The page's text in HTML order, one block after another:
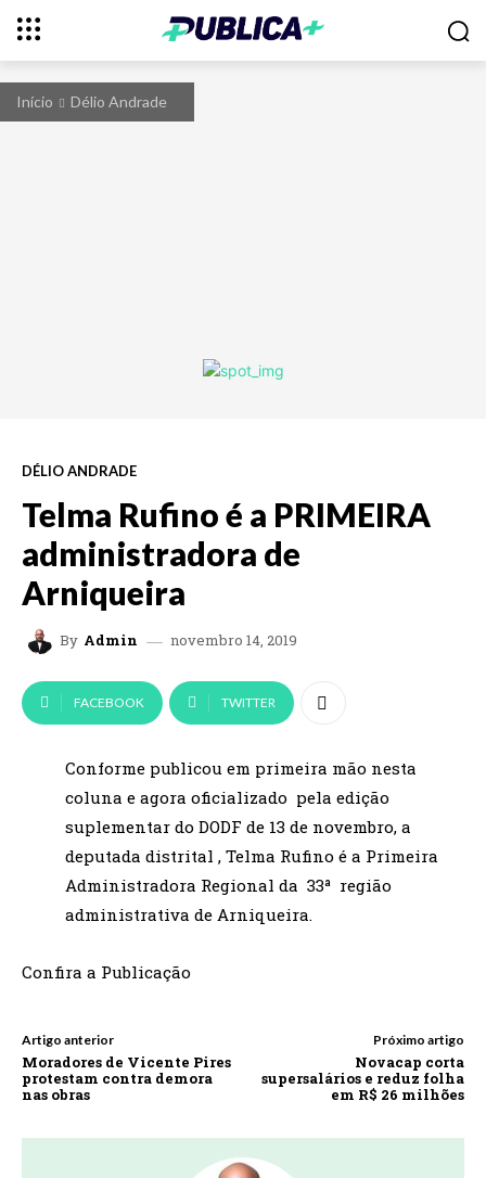
Início Délio Andrade
DÉLIO ANDRADE
Telma Rufino é a PRIMEIRA
administradora de
Arniqueira
By Admin novembro 14, 2019
FACEBOOK TWITTER
Conforme publicou em primeira mão nesta
coluna e agora oficializado pela edição
suplementar do DODF de 13 de novembro, a
deputada distrital , Telma Rufino é a Primeira
Administradora Regional da 33ª região
administrativa de Arniqueira.
Confira a Publicação
Artigo anterior
Moradores de Vicente Pires
protestam contra demora
nas obras
Próximo artigo
Novacap corta
supersalários e reduz folha
em R$ 26 milhões